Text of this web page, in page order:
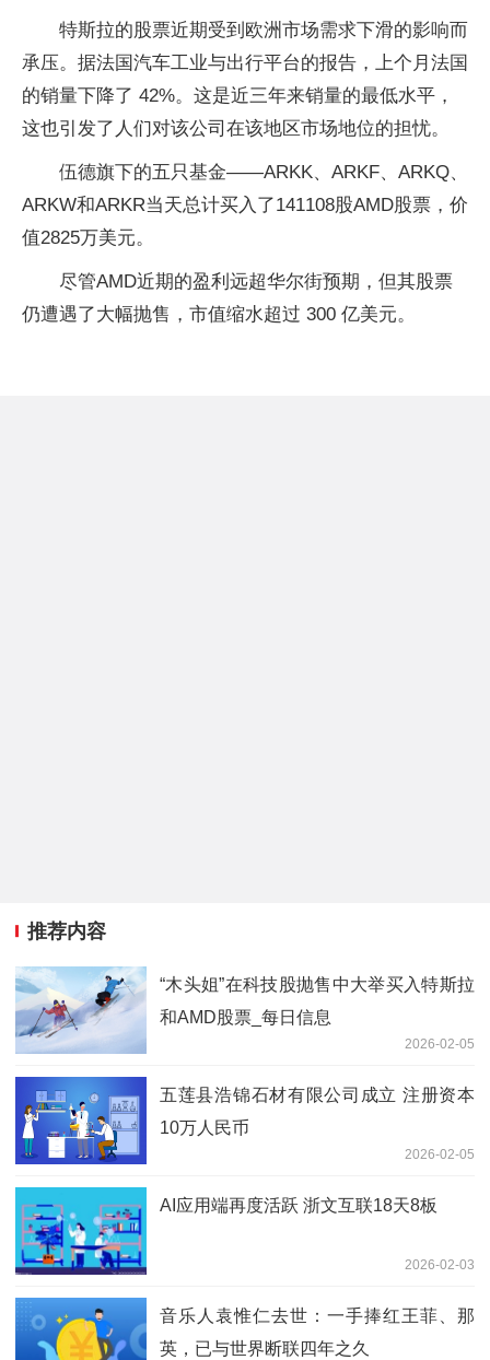
特斯拉的股票近期受到欧洲市场需求下滑的影响而
承压。据法国汽车工业与出行平台的报告，上个月法国
的销量下降了 42%。这是近三年来销量的最低水平，
这也引发了人们对该公司在该地区市场地位的担忧。
伍德旗下的五只基金——ARKK、ARKF、ARKQ、
ARKW和ARKR当天总计买入了141108股AMD股票，价
值2825万美元。
尽管AMD近期的盈利远超华尔街预期，但其股票
仍遭遇了大幅抛售，市值缩水超过 300 亿美元。
推荐内容
“木头姐”在科技股抛售中大举买入特斯拉
和AMD股票_每日信息
2026-02-05
五莲县浩锦石材有限公司成立 注册资本
10万人民币
2026-02-05
AI应用端再度活跃 浙文互联18天8板
2026-02-03
音乐人袁惟仁去世：一手捧红王菲、那
英，已与世界断联四年之久